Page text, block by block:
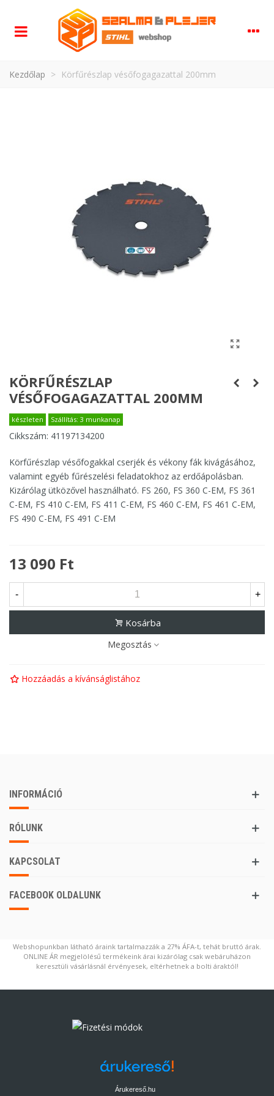
Kezdőlap > Körfűrészlap vésőfogagazattal 200mm
KÖRFŰRÉSZLAP
VÉSŐFOGAGAZATTAL 200MM
készleten Szállítás: 3 munkanap
Cikkszám: 41197134200
Körfűrészlap vésőfogakkal cserjék és vékony fák kivágásához,
valamint egyéb fűrészelési feladatokhoz az erdőápolásban.
Kizárólag ütközővel használható. FS 260, FS 360 C-EM, FS 361
C-EM, FS 410 C-EM, FS 411 C-EM, FS 460 C-EM, FS 461 C-EM,
FS 490 C-EM, FS 491 C-EM
13 090 Ft
- +
Kosárba
Megosztás
Hozzáadás a kívánságlistához
INFORMÁCIÓ
RÓLUNK
KAPCSOLAT
FACEBOOK OLDALUNK
Webshopunkban látható áraink tartalmazzák a 27% ÁFA-t, tehát bruttó árak.
ONLINE ÁR megjelölésű termékeink árai kizárólag csak webáruházon
keresztüli vásárlásnál érvényesek, eltérhetnek a bolti áraktól!
Árukereső.hu